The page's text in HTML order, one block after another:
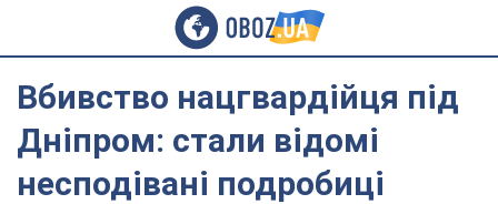
Вбивство нацгвардійця під
Дніпром: стали відомі
несподівані подробиці